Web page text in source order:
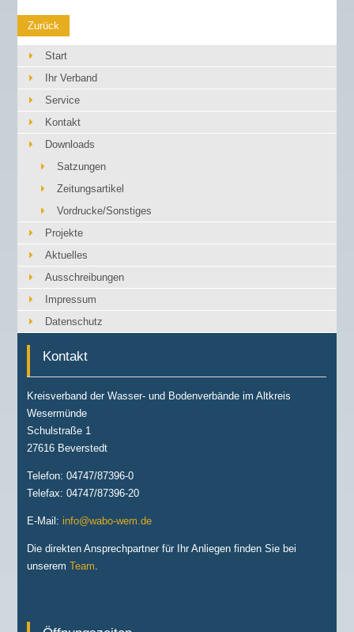
Zurück
Start
Ihr Verband
Service
Kontakt
Downloads
Satzungen
Zeitungsartikel
Vordrucke/Sonstiges
Projekte
Aktuelles
Ausschreibungen
Impressum
Datenschutz
Kontakt
Kreisverband der Wasser- und Bodenverbände im Altkreis
Wesermünde
Schulstraße 1
27616 Beverstedt
Telefon: 04747/87396-0
Telefax: 04747/87396-20
E-Mail:info@wabo-wem.de
Die direkten Ansprechpartner für Ihr Anliegen finden Sie bei
unseremTeam.